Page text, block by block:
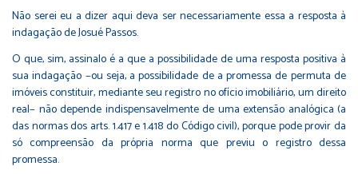
Não serei eu a dizer aqui deva ser necessariamente essa a resposta à
indagação de Josué Passos.
O que, sim, assinalo é a que a possibilidade de uma resposta positiva à
sua indagação −ou seja, a possibilidade de a promessa de permuta de
imóveis constituir, mediante seu registro no ofício imobiliário, um direito
real− não depende indispensavelmente de uma extensão analógica (a
das normas dos arts. 1.417 e 1.418 do Código civil), porque pode provir da
só compreensão da própria norma que previu o registro dessa
promessa.